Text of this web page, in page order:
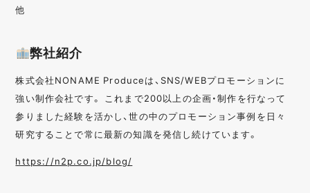
他
弊社紹介
株式会社NONAME Produceは、SNS/WEBプロモーションに
強い制作会社です。 これまで200以上の企画・制作を行なって
参りました経験を活かし、世の中のプロモーション事例を日々
研究することで常に最新の知識を発信し続けています。
https://n2p.co.jp/blog/